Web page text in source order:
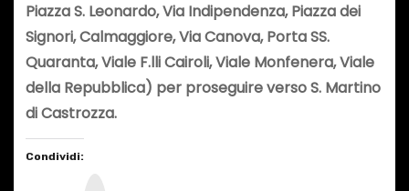
Piazza S. Leonardo, Via Indipendenza, Piazza dei
Signori, Calmaggiore, Via Canova, Porta SS.
Quaranta, Viale F.lli Cairoli, Viale Monfenera, Viale
della Repubblica) per proseguire verso S. Martino
di Castrozza.
Condividi: